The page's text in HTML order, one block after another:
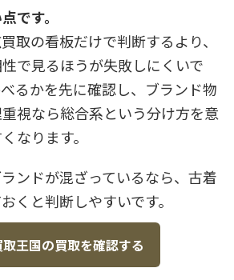
です。
取の看板だけで判断するより、
で見るほうが失敗しにくいで
るかを先に確認し、ブランド物
視なら総合系という分け方を意
なります。
ンドが混ざっているなら、古着
くと判断しやすいです。
王国の買取を確認する